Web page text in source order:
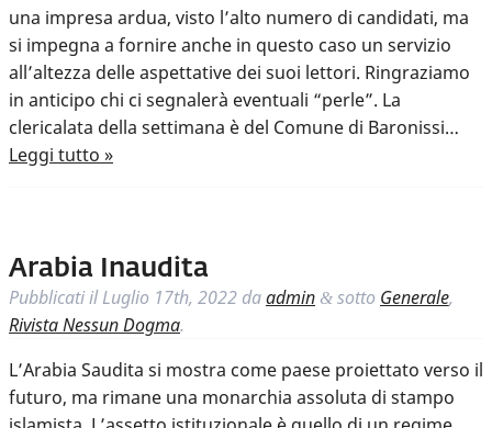
una impresa ardua, visto l’alto numero di candidati, ma
si impegna a fornire anche in questo caso un servizio
all’altezza delle aspettative dei suoi lettori. Ringraziamo
in anticipo chi ci segnalerà eventuali “perle”. La
clericalata della settimana è del Comune di Baronissi…
Leggi tutto »
Arabia Inaudita
Pubblicati ilLuglio 17th, 2022 daadmin & sotto Generale,
Rivista Nessun Dogma.
L’Arabia Saudita si mostra come paese proiettato verso il
futuro, ma rimane una monarchia assoluta di stampo